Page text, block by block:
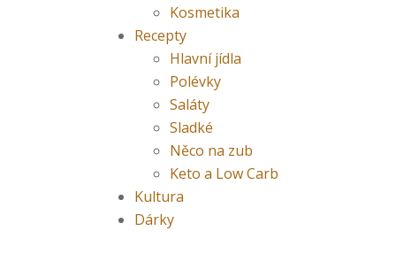
Kosmetika
Recepty
Hlavní jídla
Polévky
Saláty
Sladké
Něco na zub
Keto a Low Carb
Kultura
Dárky